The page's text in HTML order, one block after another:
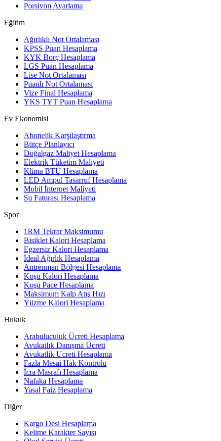
Porsiyon Ayarlama
Eğitim
Ağırlıklı Not Ortalaması
KPSS Puan Hesaplama
KYK Borç Hesaplama
LGS Puan Hesaplama
Lise Not Ortalaması
Puanlı Not Ortalaması
Vize Final Hesaplama
YKS TYT Puan Hesaplama
Ev Ekonomisi
Abonelik Karşılaştırma
Bütçe Planlayıcı
Doğalgaz Maliyet Hesaplama
Elektrik Tüketim Maliyeti
Klima BTU Hesaplama
LED Ampul Tasarruf Hesaplama
Mobil İnternet Maliyeti
Su Faturası Hesaplama
Spor
1RM Tekrar Maksimumu
Bisiklet Kalori Hesaplama
Egzersiz Kalori Hesaplama
İdeal Ağırlık Hesaplama
Antrenman Bölgesi Hesaplama
Koşu Kalori Hesaplama
Koşu Pace Hesaplama
Maksimum Kalp Atış Hızı
Yüzme Kalori Hesaplama
Hukuk
Arabuluculuk Ücreti Hesaplama
Avukatlık Danışma Ücreti
Avukatlik Ucreti Hesaplama
Fazla Mesai Hak Kontrolu
İcra Masrafı Hesaplama
Nafaka Hesaplama
Yasal Faiz Hesaplama
Diğer
Kargo Desi Hesaplama
Kelime Karakter Sayısı